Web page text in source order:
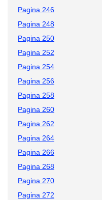
Pagina 246
Pagina 248
Pagina 250
Pagina 252
Pagina 254
Pagina 256
Pagina 258
Pagina 260
Pagina 262
Pagina 264
Pagina 266
Pagina 268
Pagina 270
Pagina 272